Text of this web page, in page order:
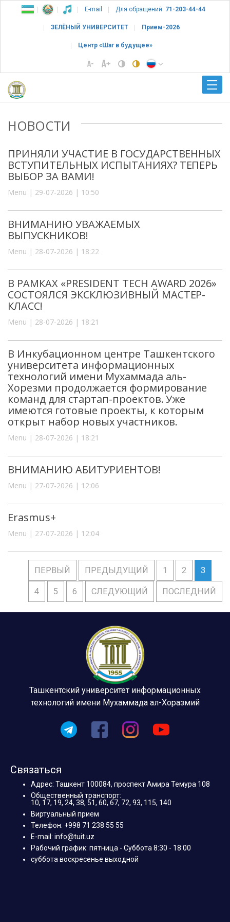
E-mail Для обращений: 71-203-44-44
ЗЕЛЁНЫЙ УНИВЕРСИТЕТ Прием-2026
Центр «Шаг в будущее»
НОВОСТИ
ПРИНЯЛИ УЧАСТИЕ В ГОСУДАРСТВЕННЫХ
ВСТУПИТЕЛЬНЫХ ИСПЫТАНИЯХ? ТЕПЕРЬ
ВЫБОР ЗА ВАМИ!
Menu | 29-07-2026 | 10:50
ВНИМАНИЮ УВАЖАЕМЫХ
ВЫПУСКНИКОВ!
Menu | 28-07-2026 | 18:22
В РАМКАХ «PRESIDENT TECH AWARD 2026»
СОСТОЯЛСЯ ЭКСКЛЮЗИВНЫЙ МАСТЕР-
КЛАСС!
Menu | 28-07-2026 | 18:21
В Инкубационном центре Ташкентского
университета информационных
технологий имени Мухаммада аль-
Хорезми продолжается формирование
команд для стартап-проектов. Уже
имеются готовые проекты, к которым
открыт набор новых участников.
Menu | 28-07-2026 | 18:21
ВНИМАНИЮ АБИТУРИЕНТОВ!
Menu | 27-07-2026 | 12:06
Erasmus+
Menu | 27-07-2026 | 12:04
ПЕРВЫЙ ПРЕДЫДУЩИЙ 1 2 3
4 5 6 СЛЕДУЮЩИЙ ПОСЛЕДНИЙ
Ташкентский университет информационных
технологий имени Мухаммада ал-Хоразмий
Связаться
Адрес: Ташкент 100084, проспект Амира Темура 108
Общественный транспорт:
10, 17, 19, 24, 38, 51, 60, 67, 72, 93, 115, 140
Виртуальный прием
Телефон: +998 71 238 55 55
E-mail: info@tuit.uz
Рабочий график: пятница - Суббота 8:30 - 18:00
суббота воскресенье выходной